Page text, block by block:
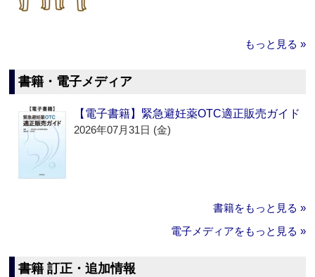
もっと見る »
書籍・電子メディア
【電子書籍】緊急避妊薬OTC適正販売ガイド
2026年07月31日 (金)
書籍をもっと見る »
電子メディアをもっと見る »
書籍 訂正・追加情報